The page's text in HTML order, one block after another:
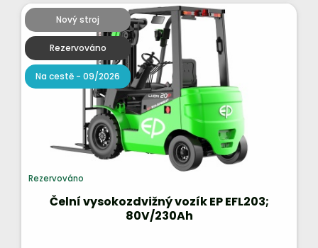
Nový stroj
Rezervováno
Na cestě - 09/2026
Rezervováno
Čelní vysokozdvižný vozík EP EFL203;
80V/230Ah